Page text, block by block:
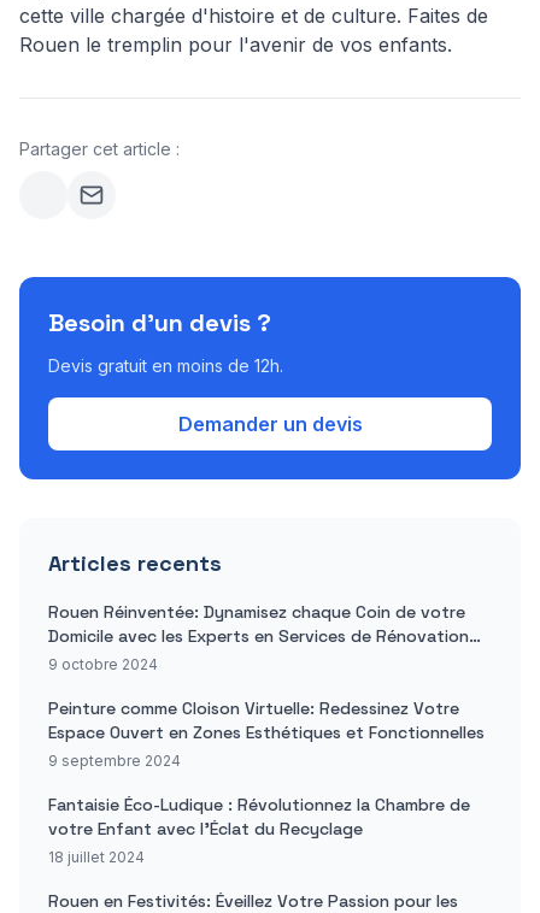
cette ville chargée d'histoire et de culture. Faites de
Rouen le tremplin pour l'avenir de vos enfants.
Partager cet article :
Besoin d'un devis ?
Devis gratuit en moins de 12h.
Demander un devis
Articles recents
Rouen Réinventée: Dynamisez chaque Coin de votre
Domicile avec les Experts en Services de Rénovation
Domiciliaire
9 octobre 2024
Peinture comme Cloison Virtuelle: Redessinez Votre
Espace Ouvert en Zones Esthétiques et Fonctionnelles
9 septembre 2024
Fantaisie Éco-Ludique : Révolutionnez la Chambre de
votre Enfant avec l'Éclat du Recyclage
18 juillet 2024
Rouen en Festivités: Éveillez Votre Passion pour les